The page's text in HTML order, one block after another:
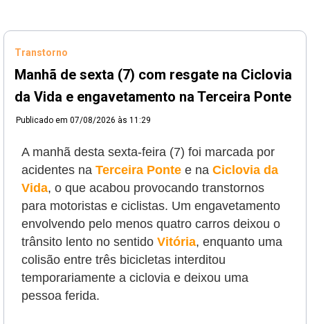
Transtorno
Manhã de sexta (7) com resgate na Ciclovia
da Vida e engavetamento na Terceira Ponte
Publicado em 07/08/2026 às 11:29
A manhã desta sexta-feira (7) foi marcada por
acidentes na Terceira Ponte e na Ciclovia da
Vida, o que acabou provocando transtornos
para motoristas e ciclistas. Um engavetamento
envolvendo pelo menos quatro carros deixou o
trânsito lento no sentido Vitória, enquanto uma
colisão entre três bicicletas interditou
temporariamente a ciclovia e deixou uma
pessoa ferida.